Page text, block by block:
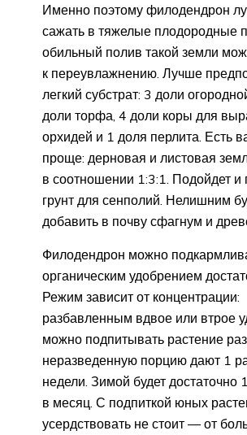
Именно поэтому филодендрон
сажать в тяжелые плодородные
обильный полив такой земли
к переувлажнению. Лучше
легкий субстрат: 3 доли
доли торфа, 4 доли коры для
орхидей и 1 доля перлита. Есть
проще: дерновая и листовая
в соотношении 1:3:1. Подойдет и
грунт для сенполий. Нелишним
добавить в почву сфагнум и
Филодендрон можно
органическим удобрением
Режим зависит от концентрации:
разбавленным вдвое или втрое
можно подпитывать растение
неразведенную порцию дают 1
недели. Зимой будет достаточно
в месяц. С подпиткой юных
усердствовать не стоит — от